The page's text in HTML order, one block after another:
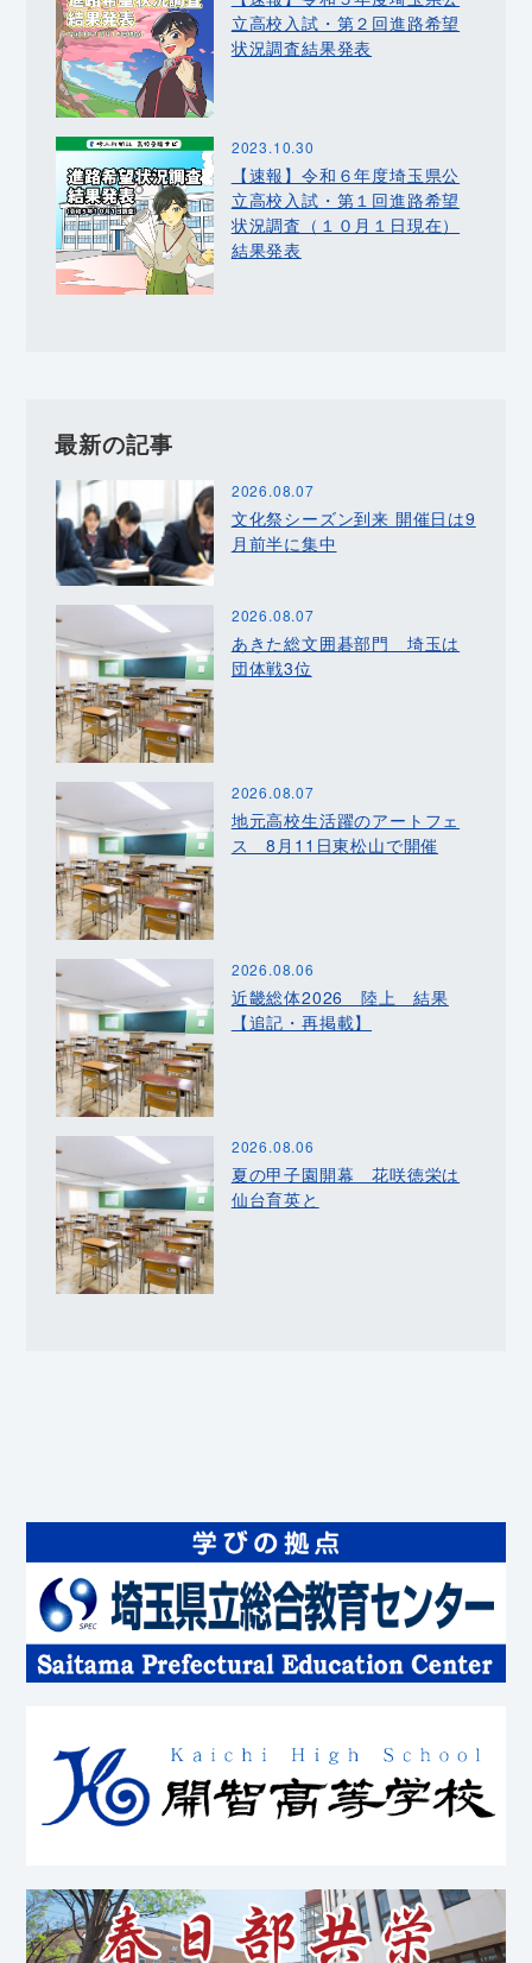
立高校入試・第２回進路希望
状況調査結果発表
2023.10.30
【速報】令和６年度埼玉県公
立高校入試・第１回進路希望
状況調査（１０月１日現在）
結果発表
最新の記事
2026.08.07
文化祭シーズン到来 開催日は9
月前半に集中
2026.08.07
あきた総文囲碁部門 埼玉は
団体戦3位
2026.08.07
地元高校生活躍のアートフェ
ス 8月11日東松山で開催
2026.08.06
近畿総体2026 陸上 結果
【追記・再掲載】
2026.08.06
夏の甲子園開幕 花咲徳栄は
仙台育英と